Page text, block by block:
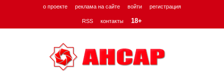
о проекте реклама на сайте войти регистрация
RSS контакты 18+